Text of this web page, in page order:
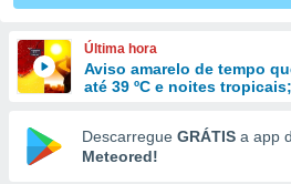
das
e
forma
digital
Última hora
Aviso amarelo de tempo
até 39 ºC e noites
Descarregue GRÁTIS a app
Meteored!